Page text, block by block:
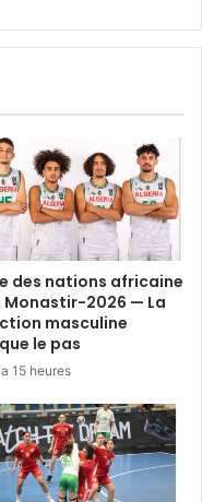
des nations africaine
Monastir-2026 — La
masculine
le pas
15 heures